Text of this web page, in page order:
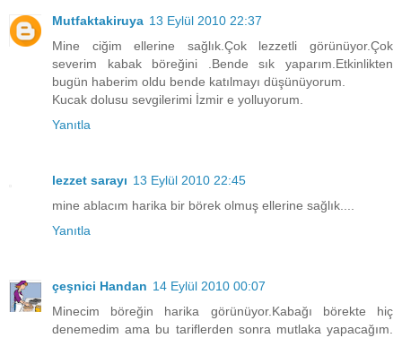
Mutfaktakiruya 13 Eylül 2010 22:37
Mine ciğim ellerine sağlık.Çok lezzetli görünüyor.Çok
severim kabak böreğini .Bende sık yaparım.Etkinlikten
bugün haberim oldu bende katılmayı düşünüyorum.
Kucak dolusu sevgilerimi İzmir e yolluyorum.
Yanıtla
lezzet sarayı 13 Eylül 2010 22:45
mine ablacım harika bir börek olmuş ellerine sağlık....
Yanıtla
çeşnici Handan 14 Eylül 2010 00:07
Minecim böreğin harika görünüyor.Kabağı börekte hiç
denemedim ama bu tariflerden sonra mutlaka yapacağım.